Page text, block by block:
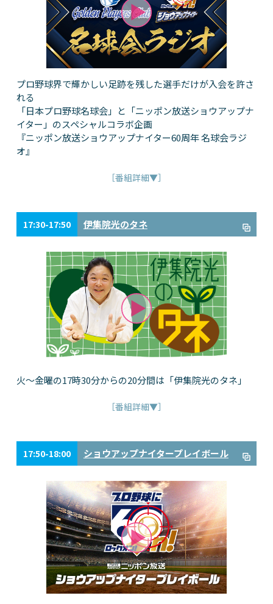
プロ野球界で輝かしい足跡を残した選手だけが入会を許さ
れる
「日本プロ野球名球会」と「ニッポン放送ショウアップナ
イター」のスペシャルコラボ企画
『ニッポン放送ショウアップナイター60周年 名球会ラジ
オ』
［番組詳細▼］
17:30-17:50 伊集院光のタネ
火～金曜の17時30分からの20分間は「伊集院光のタネ」
［番組詳細▼］
17:50-18:00 ショウアップナイタープレイボール